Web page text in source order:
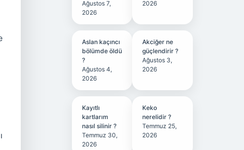
Ağustos 7,
2026
2026
Aslan kaçıncı
bölümde öldü
?
Ağustos 4,
2026
Akciğer ne
güçlendirir ?
Ağustos 3,
2026
Kayıtlı
kartlarım
nasıl silinir ?
Temmuz 30,
2026
Keko
nerelidir ?
Temmuz 25,
2026